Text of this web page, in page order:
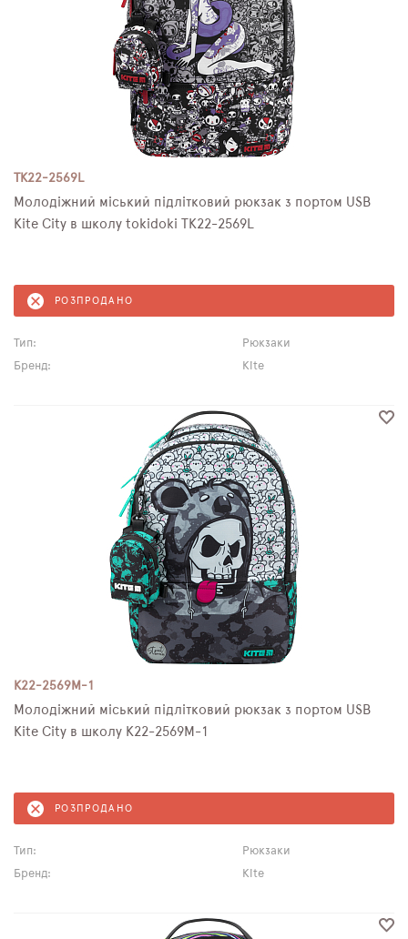
TK22-2569L
Молодіжний міський підлітковий рюкзак з портом USB
Kite City в школу tokidoki TK22-2569L
РОЗПРОДАНО
Тип:
Рюкзаки
Бренд:
Kite
K22-2569M-1
Молодіжний міський підлітковий рюкзак з портом USB
Kite City в школу K22-2569M-1
РОЗПРОДАНО
Тип:
Рюкзаки
Бренд:
Kite